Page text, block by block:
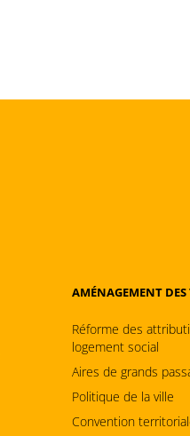
AMÉNAGEMENT DES
Réforme des
logement social
Aires de grands
Politique de la ville
Convention